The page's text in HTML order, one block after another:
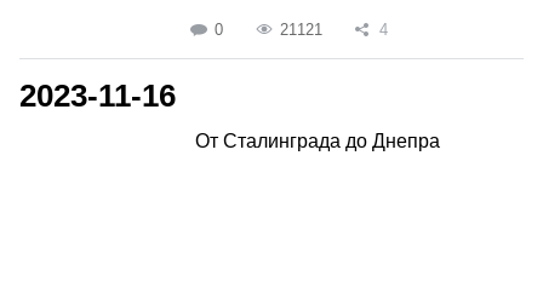
0 21121 4
2023-11-16
От Сталинграда до Днепра